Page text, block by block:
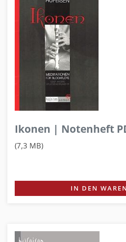
Ikonen | Notenheft
(7,3 MB)
IN DEN